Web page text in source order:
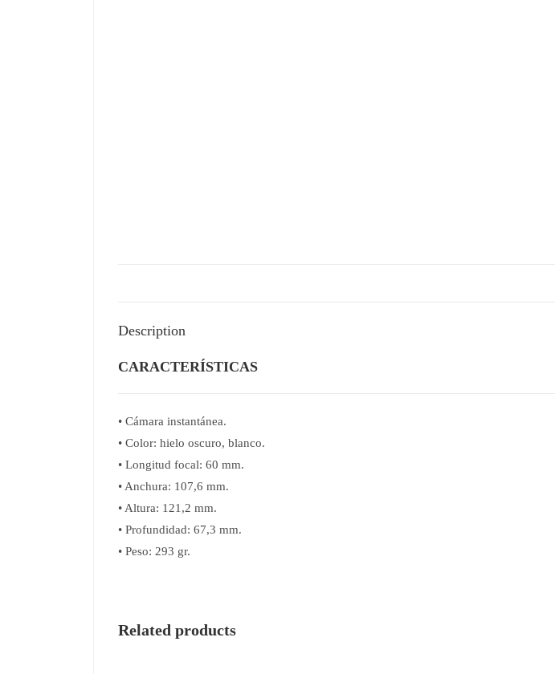
Description
CARACTERÍSTICAS
• Cámara instantánea.
• Color: hielo oscuro, blanco.
• Longitud focal: 60 mm.
• Anchura: 107,6 mm.
• Altura: 121,2 mm.
• Profundidad: 67,3 mm.
• Peso: 293 gr.
Related products